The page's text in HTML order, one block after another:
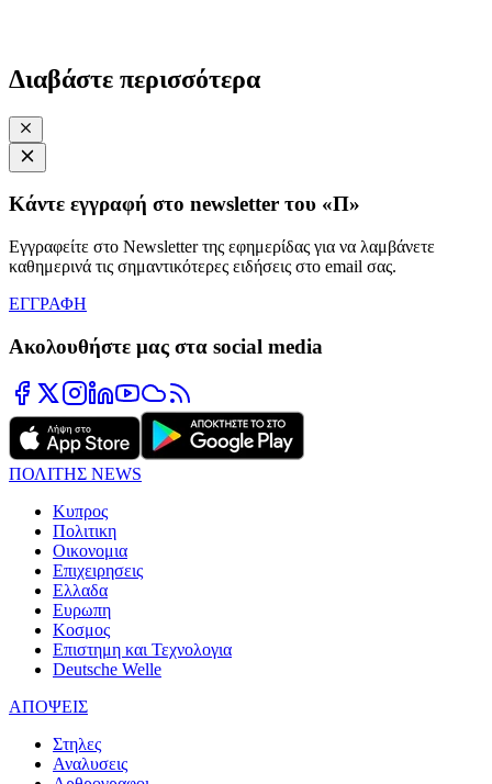
Διαβάστε περισσότερα
Κάντε εγγραφή στο newsletter του «Π»
Εγγραφείτε στο Newsletter της εφημερίδας για να λαμβάνετε
καθημερινά τις σημαντικότερες ειδήσεις στο email σας.
ΕΓΓΡΑΦΗ
Ακολουθήστε μας στα social media
ΠΟΛΙΤΗΣ NEWS
Κυπρος
Πολιτικη
Οικονομια
Επιχειρησεις
Ελλαδα
Ευρωπη
Κοσμος
Επιστημη και Τεχνολογια
Deutsche Welle
ΑΠΟΨΕΙΣ
Στηλες
Αναλυσεις